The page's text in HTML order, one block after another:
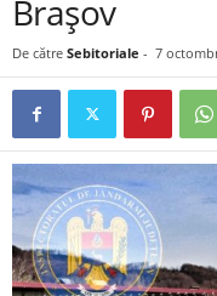
Brașov
De către Sebitoriale - 7